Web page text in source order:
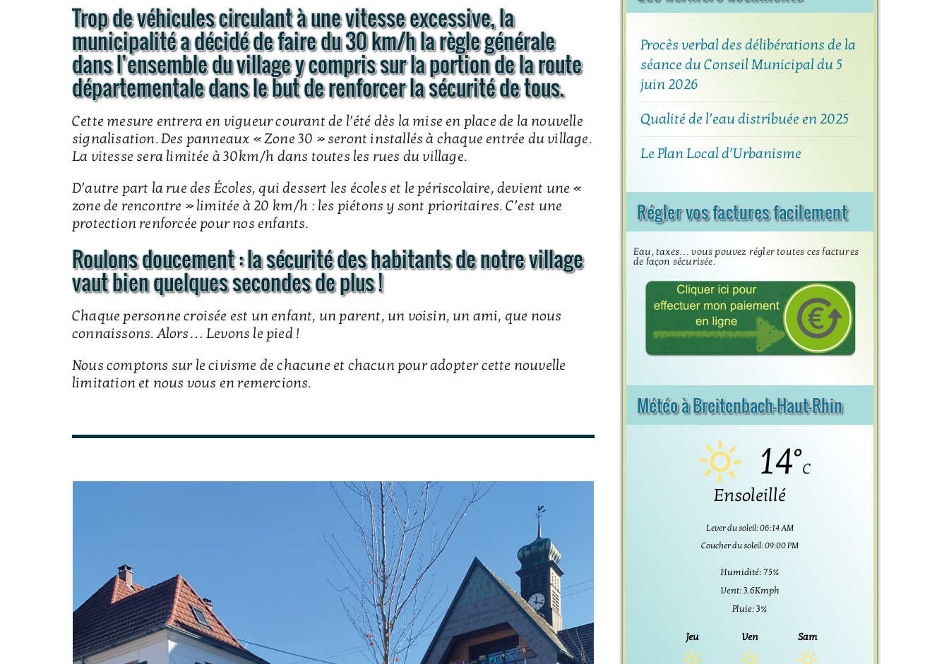
Trop de véhicules circulant à une vitesse excessive, la
municipalité a décidé de faire du 30 km/h la règle générale
dans l’ensemble du village y compris sur la portion de la route
départementale dans le but de renforcer la sécurité de tous.
Cette mesure entrera en vigueur courant de l’été dès la mise en place de la nouvelle
signalisation. Des panneaux « Zone 30 » seront installés à chaque entrée du village.
La vitesse sera limitée à 30km/h dans toutes les rues du village.
D’autre part la rue des Écoles, qui dessert les écoles et le périscolaire, devient une «
zone de rencontre » limitée à 20 km/h : les piétons y sont prioritaires. C’est une
protection renforcée pour nos enfants.
Roulons doucement : la sécurité des habitants de notre village
vaut bien quelques secondes de plus !
Chaque personne croisée est un enfant, un parent, un voisin, un ami, que nous
connaissons. Alors… Levons le pied !
Nous comptons sur le civisme de chacune et chacun pour adopter cette nouvelle
limitation et nous vous en remercions.
Procès verbal des délibérations de la
séance du Conseil Municipal du 5
juin 2026
Qualité de l’eau distribuée en 2025
Le Plan Local d’Urbanisme
Régler vos factures facilement
Eau, taxes… vous pouvez régler toutes ces factures
de façon sécurisée.
Météo à Breitenbach-Haut-Rhin
14°C
Ensoleillé
Lever du soleil: 06:14 AM
Coucher du soleil: 09:00 PM
Humidité: 75%
Vent: 3.6Kmph
Pluie: 3%
Jeu Ven Sam